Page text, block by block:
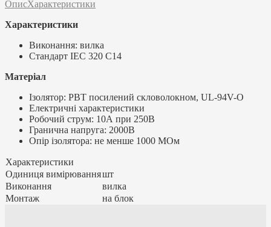
ОписХарактеристики
Характеристики
Виконання: вилка
Стандарт IEC 320 C14
Матеріал
Ізолятор: РВТ посилений скловолокном, UL-94V-O
Електричні характеристики
Робочий струм: 10А при 250В
Гранична напруга: 2000В
Опір ізолятора: не менше 1000 МОм
Характеристики
Одиниця вимірюванняшт
Виконання
вилка
Монтаж
на блок